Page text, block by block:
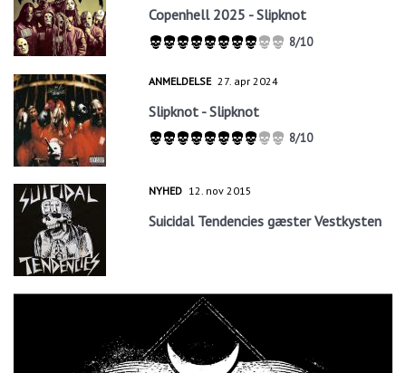
Copenhell 2025 - Slipknot
8/10
ANMELDELSE 27. apr 2024
Slipknot - Slipknot
8/10
NYHED 12. nov 2015
Suicidal Tendencies gæster Vestkysten